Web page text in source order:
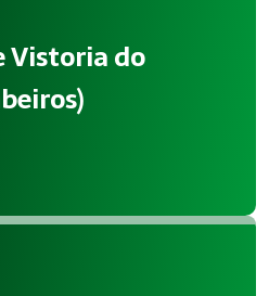
Vistoria do